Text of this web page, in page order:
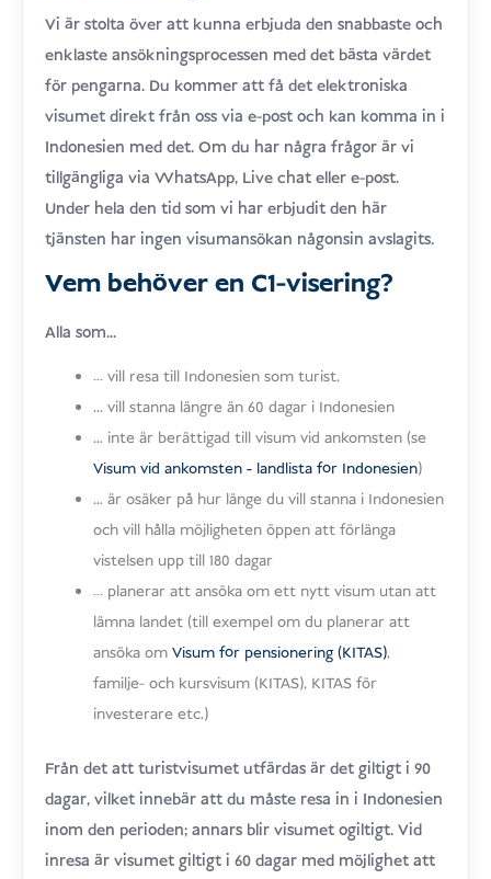
Vi är stolta över att kunna erbjuda den snabbaste och
enklaste ansökningsprocessen med det bästa värdet
för pengarna. Du kommer att få det elektroniska
visumet direkt från oss via e-post och kan komma in i
Indonesien med det. Om du har några frågor är vi
tillgängliga via WhatsApp, Live chat eller e-post.
Under hela den tid som vi har erbjudit den här
tjänsten har ingen visumansökan någonsin avslagits.
Vem behöver en C1-visering?
Alla som...
… vill resa till Indonesien som turist.
... vill stanna längre än 60 dagar i Indonesien
... inte är berättigad till visum vid ankomsten (se
Visum vid ankomsten - landlista för Indonesien)
... är osäker på hur länge du vill stanna i Indonesien
och vill hålla möjligheten öppen att förlänga
vistelsen upp till 180 dagar
… planerar att ansöka om ett nytt visum utan att
lämna landet (till exempel om du planerar att
ansöka omVisum för pensionering (KITAS),
familje- och kursvisum (KITAS), KITAS för
investerare etc.)
Från det att turistvisumet utfärdas är det giltigt i 90
dagar, vilket innebär att du måste resa in i Indonesien
inom den perioden; annars blir visumet ogiltigt. Vid
inresa är visumet giltigt i 60 dagar med möjlighet att